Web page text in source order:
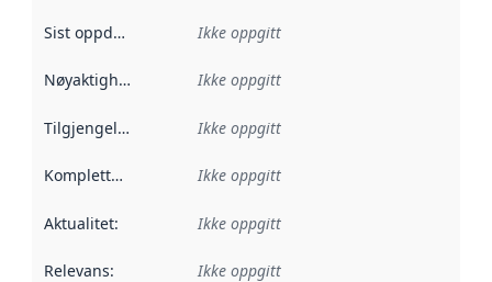
Sist oppdatert Ikke oppgitt
Nøyaktighet Ikke oppgitt
Tilgjengelighet Ikke oppgitt
Kompletthet Ikke oppgitt
Aktualitet: Ikke oppgitt
Relevans: Ikke oppgitt